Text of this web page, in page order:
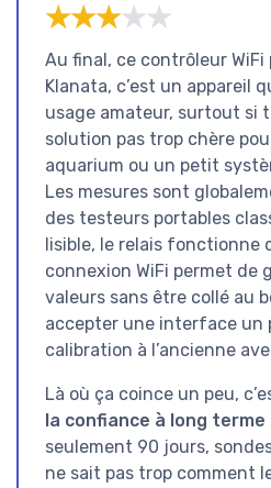
★★★★★
★★★★★
Au final, ce contrôleur
Klanata, c’est un appareil
usage amateur, surtout si
solution pas trop chère
aquarium ou un petit
Les mesures sont
des testeurs portables
lisible, le relais fonctionne
connexion WiFi permet de
valeurs sans être collé au
accepter une interface un
calibration à l’ancienne
Là où ça coince un peu,
la confiance à long terme
seulement 90 jours,
ne sait pas trop comment